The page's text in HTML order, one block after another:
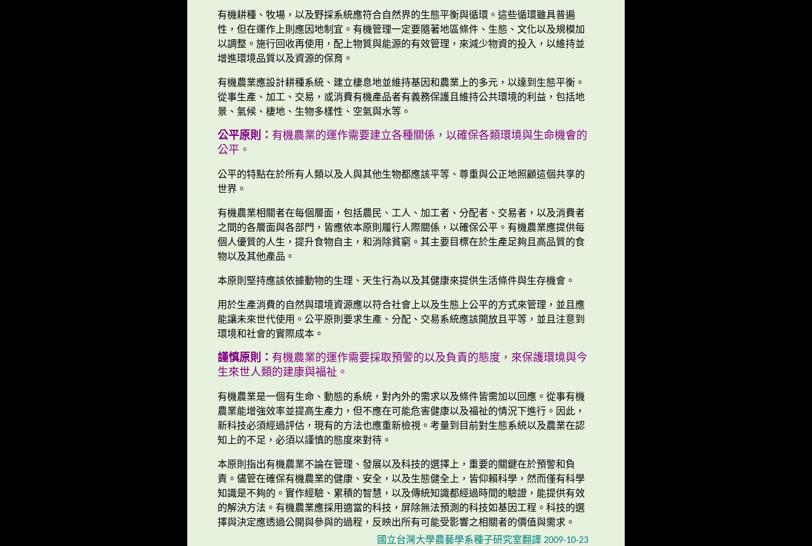
有機耕種、牧場，以及野採系統應符合自然界的生態平衡與循環。這些循環雖具普遍
性，但在運作上則應因地制宜。有機管理一定要隨著地區條件、生態、文化以及規模加
以調整。施行回收再使用，配上物質與能源的有效管理，來減少物資的投入，以維持並
增進環境品質以及資源的保育。
有機農業應設計耕種系統、建立棲息地並維持基因和農業上的多元，以達到生態平衡。
從事生產、加工、交易，或消費有機產品者有義務保護且維持公共環境的利益，包括地
景、氣候、棲地、生物多樣性、空氣與水等。
公平原則： 有機農業的運作需要建立各種關係，以確保各類環境與生命機會的
公平。
公平的特點在於所有人類以及人與其他生物都應該平等、尊重與公正地照顧這個共享的
世界。
有機農業相關者在每個層面，包括農民、工人、加工者、分配者、交易者，以及消費者
之間的各層面與各部門，皆應依本原則履行人際關係，以確保公平。有機農業應提供每
個人優質的人生，提升食物自主，和消除貧窮。其主要目標在於生產足夠且高品質的食
物以及其他產品。
本原則堅持應該依據動物的生理、天生行為以及其健康來提供生活條件與生存機會。
用於生產消費的自然與環境資源應以符合社會上以及生態上公平的方式來管理，並且應
能讓未來世代使用。公平原則要求生產、分配、交易系統應該開放且平等，並且注意到
環境和社會的實際成本。
謹慎原則： 有機農業的運作需要採取預警的以及負責的態度，來保護環境與今
生來世人類的建康與福祉。
有機農業是一個有生命、動態的系統，對內外的需求以及條件皆需加以回應。從事有機
農業能增強效率並提高生產力，但不應在可能危害健康以及福祉的情況下進行。因此，
新科技必須經過評估，現有的方法也應重新檢視。考量到目前對生態系統以及農業在認
知上的不足，必須以謹慎的態度來對待。
本原則指出有機農業不論在管理、發展以及科技的選擇上，重要的關鍵在於預警和負
責。儘管在確保有機農業的健康、安全，以及生態健全上，皆仰賴科學，然而僅有科學
知識是不夠的。實作經驗、累積的智慧，以及傳統知識都經過時間的驗證，能提供有效
的解決方法。有機農業應採用適當的科技，屏除無法預測的科技如基因工程。科技的選
擇與決定應透過公開與參與的過程，反映出所有可能受影響之相關者的價值與需求。
國立台灣大學農藝學系種子研究室翻譯 2009-10-23